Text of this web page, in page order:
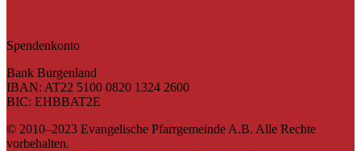
Spendenkonto
Bank Burgenland
IBAN: AT22 5100 0820 1324 2600
BIC: EHBBAT2E
© 2010–2023 Evangelische Pfarrgemeinde A.B. Alle Rechte
vorbehalten.